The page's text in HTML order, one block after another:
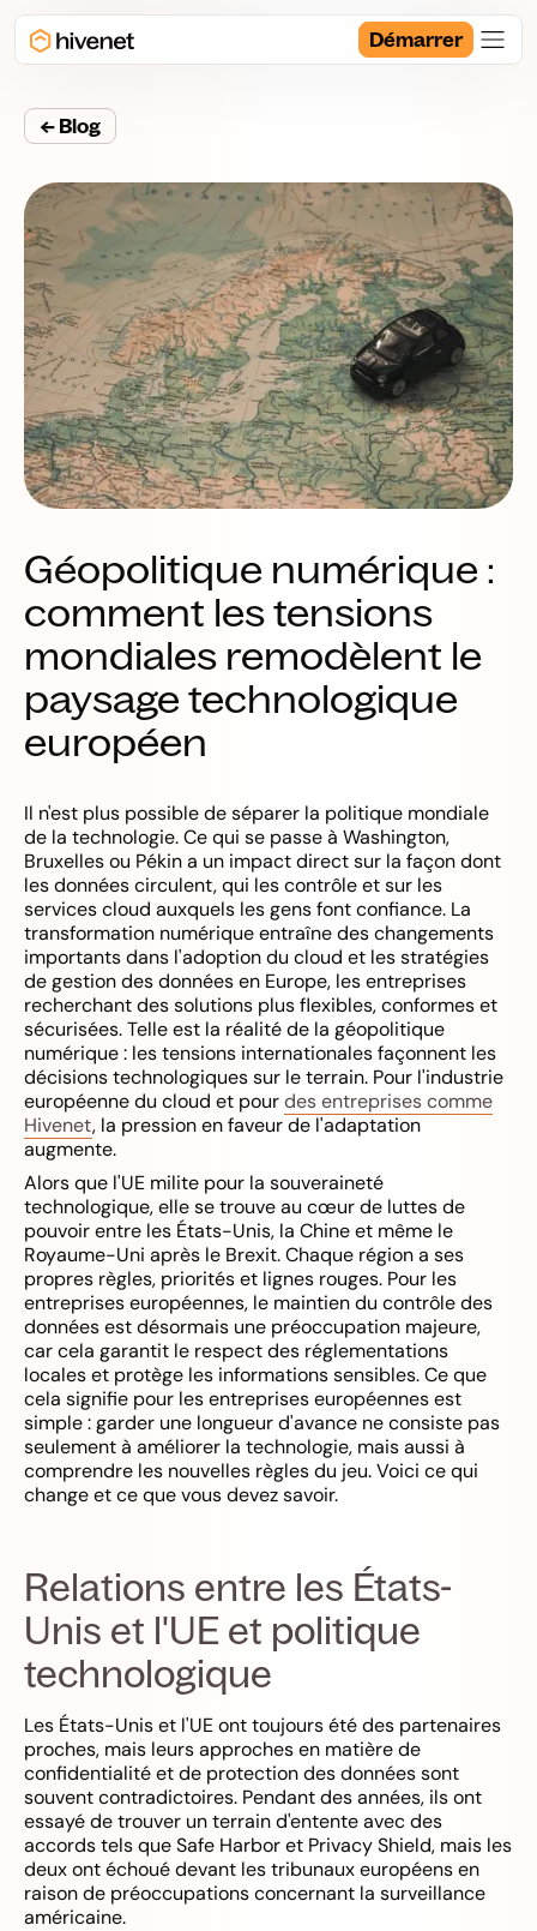
Démarrer
← Blog
Géopolitique numérique :
comment les tensions
mondiales remodèlent le
paysage technologique
européen
Il n'est plus possible de séparer la politique mondiale
de la technologie. Ce qui se passe à Washington,
Bruxelles ou Pékin a un impact direct sur la façon dont
les données circulent, qui les contrôle et sur les
services cloud auxquels les gens font confiance. La
transformation numérique entraîne des changements
importants dans l'adoption du cloud et les stratégies
de gestion des données en Europe, les entreprises
recherchant des solutions plus flexibles, conformes et
sécurisées. Telle est la réalité de la géopolitique
numérique : les tensions internationales façonnent les
décisions technologiques sur le terrain. Pour l'industrie
européenne du cloud et pourdes entreprises comme
Hivenet, la pression en faveur de l'adaptation
augmente.
Alors que l'UE milite pour la souveraineté
technologique, elle se trouve au cœur de luttes de
pouvoir entre les États-Unis, la Chine et même le
Royaume-Uni après le Brexit. Chaque région a ses
propres règles, priorités et lignes rouges. Pour les
entreprises européennes, le maintien du contrôle des
données est désormais une préoccupation majeure,
car cela garantit le respect des réglementations
locales et protège les informations sensibles. Ce que
cela signifie pour les entreprises européennes est
simple : garder une longueur d'avance ne consiste pas
seulement à améliorer la technologie, mais aussi à
comprendre les nouvelles règles du jeu. Voici ce qui
change et ce que vous devez savoir.
Relations entre les États-
Unis et l'UE et politique
technologique
Les États-Unis et l'UE ont toujours été des partenaires
proches, mais leurs approches en matière de
confidentialité et de protection des données sont
souvent contradictoires. Pendant des années, ils ont
essayé de trouver un terrain d'entente avec des
accords tels que Safe Harbor et Privacy Shield, mais les
deux ont échoué devant les tribunaux européens en
raison de préoccupations concernant la surveillance
américaine.